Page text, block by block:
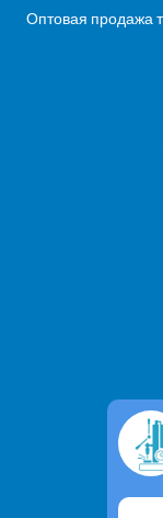
Оптовая продажа